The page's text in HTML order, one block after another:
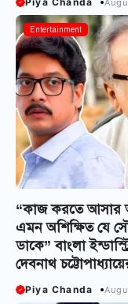
Entertainment
“কাজ করতে আসার
এমন অশিক্ষিত যে
ডাকে” বাংলা
দেবনাথ
Piya Chanda